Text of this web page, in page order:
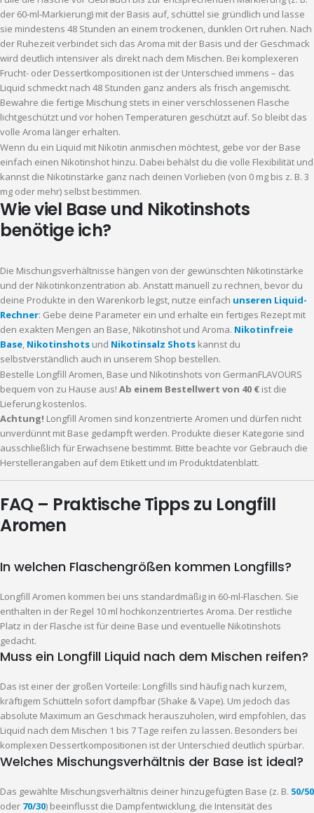
der 60-ml-Markierung) mit der Basis auf, schüttel sie gründlich und lasse
sie mindestens 48 Stunden an einem trockenen, dunklen Ort ruhen. Nach
der Ruhezeit verbindet sich das Aroma mit der Basis und der Geschmack
wird deutlich intensiver als direkt nach dem Mischen. Bei komplexeren
Frucht- oder Dessertkompositionen ist der Unterschied immens – das
Liquid schmeckt nach 48 Stunden ganz anders als frisch angemischt.
Bewahre die fertige Mischung stets in einer verschlossenen Flasche
lichtgeschützt und vor hohen Temperaturen geschützt auf. So bleibt das
volle Aroma länger erhalten.
Wenn du ein Liquid mit Nikotin anmischen möchtest, gebe vor der Base
einfach einen Nikotinshot hinzu. Dabei behälst du die volle Flexibilität und
kannst die Nikotinstärke ganz nach deinen Vorlieben (von 0 mg bis z. B. 3
mg oder mehr) selbst bestimmen.
Wie viel Base und Nikotinshots
benötige ich?
Die Mischungsverhältnisse hängen von der gewünschten Nikotinstärke
und der Nikotinkonzentration ab. Anstatt manuell zu rechnen, bevor du
deine Produkte in den Warenkorb legst, nutze einfach unseren Liquid-
Rechner: Gebe deine Parameter ein und erhalte ein fertiges Rezept mit
den exakten Mengen an Base, Nikotinshot und Aroma. Nikotinfreie
Base, Nikotinshots und Nikotinsalz Shots kannst du
selbstverständlich auch in unserem Shop bestellen.
Bestelle Longfill Aromen, Base und Nikotinshots von GermanFLAVOURS
bequem von zu Hause aus! Ab einem Bestellwert von 40 € ist die
Lieferung kostenlos.
Achtung! Longfill Aromen sind konzentrierte Aromen und dürfen nicht
unverdünnt mit Base gedampft werden. Produkte dieser Kategorie sind
ausschließlich für Erwachsene bestimmt. Bitte beachte vor Gebrauch die
Herstellerangaben auf dem Etikett und im Produktdatenblatt.
FAQ – Praktische Tipps zu Longfill
Aromen
In welchen Flaschengrößen kommen Longfills?
Longfill Aromen kommen bei uns standardmäßig in 60-ml-Flaschen. Sie
enthalten in der Regel 10 ml hochkonzentriertes Aroma. Der restliche
Platz in der Flasche ist für deine Base und eventuelle Nikotinshots
gedacht.
Muss ein Longfill Liquid nach dem Mischen reifen?
Das ist einer der großen Vorteile: Longfills sind häufig nach kurzem,
kräftigem Schütteln sofort dampfbar (Shake & Vape). Um jedoch das
absolute Maximum an Geschmack herauszuholen, wird empfohlen, das
Liquid nach dem Mischen 1 bis 7 Tage reifen zu lassen. Besonders bei
komplexen Dessertkompositionen ist der Unterschied deutlich spürbar.
Welches Mischungsverhältnis der Base ist ideal?
Das gewählte Mischungsverhältnis deiner hinzugefügten Base (z. B. 50/50
oder 70/30) beeinflusst die Dampfentwicklung, die Intensität des